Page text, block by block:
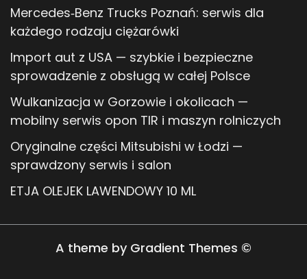
Mercedes‑Benz Trucks Poznań: serwis dla
każdego rodzaju ciężarówki
Import aut z USA — szybkie i bezpieczne
sprowadzenie z obsługą w całej Polsce
Wulkanizacja w Gorzowie i okolicach —
mobilny serwis opon TIR i maszyn rolniczych
Oryginalne części Mitsubishi w Łodzi —
sprawdzony serwis i salon
ETJA OLEJEK LAWENDOWY 10 ML
A theme by Gradient Themes ©